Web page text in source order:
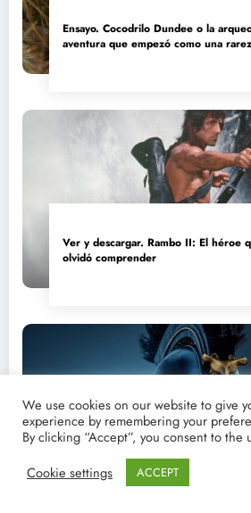
Ensayo. Cocodrilo Dundee o la
aventura que empezó como una
Ver y descargar. Rambo II: El héroe
olvidó comprender
Ver y descargar: La Odisea (2026),
de Hollywood
We use cookies on our website to give
experience by remembering your
By clicking “Accept”, you consent to the
Cookie settings
ACCEPT